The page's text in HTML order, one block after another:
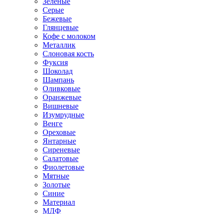
Серые
Бежевые
Глянцевые
Кофе с молоком
Металлик
Слоновая кость
Фуксия
Шоколад
Шампань
Оливковые
Оранжевые
Вишневые
Изумрудные
Венге
Ореховые
Янтарные
Сиреневые
Салатовые
Фиолетовые
Мятные
Золотые
Синие
Материал
МДФ